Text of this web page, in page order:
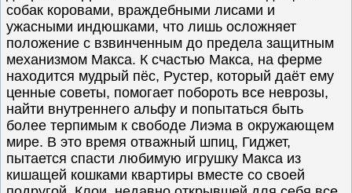
собак коровами, враждебными лисами и
ужасными индюшками, что лишь осложняет
положение с взвинченным до предела защитным
механизмом Макса. К счастью Макса, на ферме
находится мудрый пёс, Рустер, который даёт ему
ценные советы, помогает побороть все неврозы,
найти внутреннего альфу и попытаться быть
более терпимым к свободе Лиэма в окружающем
мире. В это время отважный шпиц, Гиджет,
пытается спасти любимую игрушку Макса из
кишащей кошками квартиры вместе со своей